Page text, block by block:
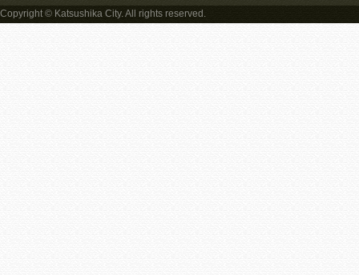
Copyright © Katsushika City. All rights reserved.